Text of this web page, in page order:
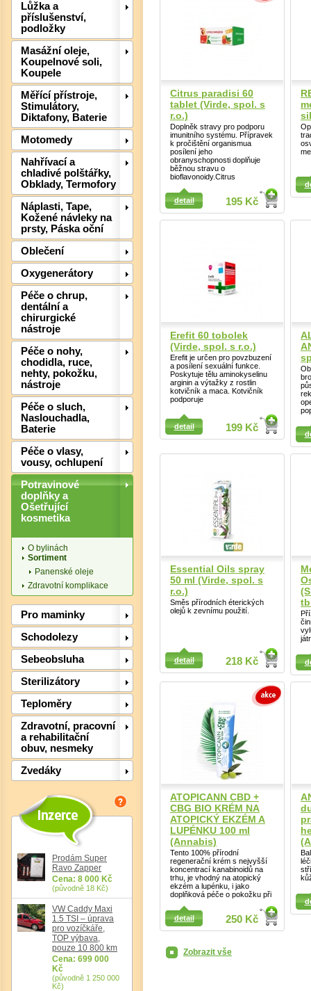
Lůžka a
příslušenství,
podložky
Masážní oleje,
Koupelnové soli,
Koupele
Měřící přístroje,
Stimulátory,
Diktafony, Baterie
Motomedy
Nahřívací a
chladivé polštářky,
Obklady, Termofory
Náplasti, Tape,
Kožené návleky na
prsty, Páska oční
Oblečení
Oxygenerátory
Péče o chrup,
dentální a
chirurgické
nástroje
Péče o nohy,
chodidla, ruce,
nehty, pokožku,
nástroje
Péče o sluch,
Naslouchadla,
Baterie
Péče o vlasy,
vousy, ochlupení
Potravinové
doplňky a
Ošetřující
kosmetika
O bylinách
Sortiment
Panenské oleje
Zdravotní komplikace
Pro maminky
Schodolezy
Sebeobsluha
Sterilizátory
Teploměry
Zdravotní, pracovní
a rehabilitační
obuv, nesmeky
Zvedáky
Prodám Super
Ravo Zapper
Cena: 8 000 Kč
(původně 18 Kč)
VW Caddy Maxi
1.5 TSI – úprava
pro vozíčkáře,
TOP výbava,
pouze 10 800 km
Cena: 699 000
Kč
(původně 1 250 000
Kč)
Citrus paradisi 60
tablet (Virde, spol. s
r.o.)
Doplněk stravy pro podporu
imunitního systému. Přípravek
k pročištění organismua
posílení jeho
obranyschopnosti doplňuje
běžnou stravu o
bioflavonoidy.Citrus
195 Kč
detail
Detail
Detail
Erefit 60 tobolek
(Virde, spol. s r.o.)
Erefit je určen pro povzbuzení
a posílení sexuální funkce.
Poskytuje tělu aminokyselinu
arginin a výtažky z rostlin
kotvičník a maca. Kotvičník
podporuje
199 Kč
detail
Detail
Detail
Essential Oils spray
50 ml (Virde, spol. s
r.o.)
Směs přírodních éterických
olejů k zevnímu použití.
218 Kč
detail
Detail
Detail
ATOPICANN CBD +
CBG BIO KRÉM NA
ATOPICKÝ EKZÉM A
LUPÉNKU 100 ml
(Annabis)
Tento 100% přírodní
regenerační krém s nejvyšší
koncentrací kanabinoidů na
trhu, je vhodný na atopický
ekzém a lupénku, i jako
doplňková péče o pokožku při
250 Kč
detail
Detail
Detail
Zobrazit vše